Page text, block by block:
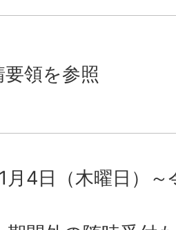
領を参照
月4日（木曜日）